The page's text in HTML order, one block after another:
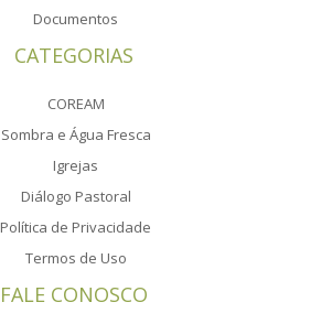
Documentos
CATEGORIAS
COREAM
Sombra e Água Fresca
Igrejas
Diálogo Pastoral
Política de Privacidade
Termos de Uso
FALE CONOSCO